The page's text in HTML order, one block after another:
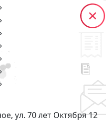
ул. 70 лет Октября 12